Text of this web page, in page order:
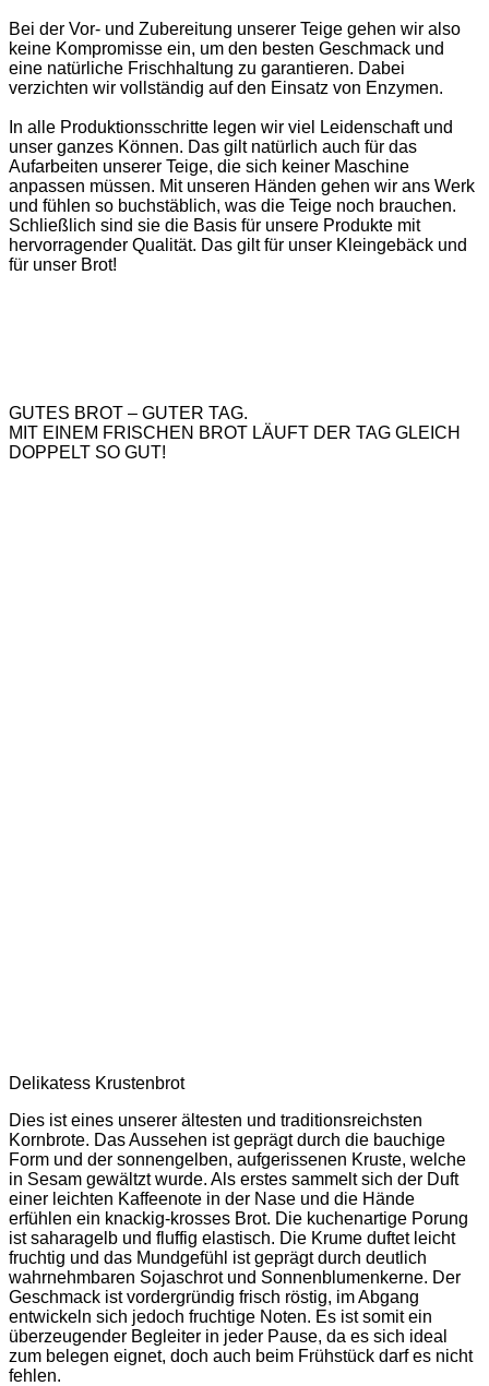
Bei der Vor- und Zubereitung unserer Teige gehen wir also
keine Kompromisse ein, um den besten Geschmack und
eine natürliche Frischhaltung zu garantieren. Dabei
verzichten wir vollständig auf den Einsatz von Enzymen.
In alle Produktionsschritte legen wir viel Leidenschaft und
unser ganzes Können. Das gilt natürlich auch für das
Aufarbeiten unserer Teige, die sich keiner Maschine
anpassen müssen. Mit unseren Händen gehen wir ans Werk
und fühlen so buchstäblich, was die Teige noch brauchen.
Schließlich sind sie die Basis für unsere Produkte mit
hervorragender Qualität. Das gilt für unser Kleingebäck und
für unser Brot!
GUTES BROT – GUTER TAG.
MIT EINEM FRISCHEN BROT LÄUFT DER TAG GLEICH
DOPPELT SO GUT!
Delikatess Krustenbrot
Dies ist eines unserer ältesten und traditionsreichsten
Kornbrote. Das Aussehen ist geprägt durch die bauchige
Form und der sonnengelben, aufgerissenen Kruste, welche
in Sesam gewältzt wurde. Als erstes sammelt sich der Duft
einer leichten Kaffeenote in der Nase und die Hände
erfühlen ein knackig-krosses Brot. Die kuchenartige Porung
ist saharagelb und fluffig elastisch. Die Krume duftet leicht
fruchtig und das Mundgefühl ist geprägt durch deutlich
wahrnehmbaren Sojaschrot und Sonnenblumenkerne. Der
Geschmack ist vordergründig frisch röstig, im Abgang
entwickeln sich jedoch fruchtige Noten. Es ist somit ein
überzeugender Begleiter in jeder Pause, da es sich ideal
zum belegen eignet, doch auch beim Frühstück darf es nicht
fehlen.